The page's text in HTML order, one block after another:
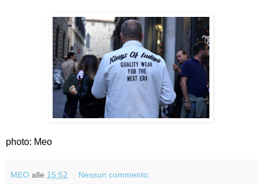
photo: Meo
MEO alle 15:52 Nessun commento: